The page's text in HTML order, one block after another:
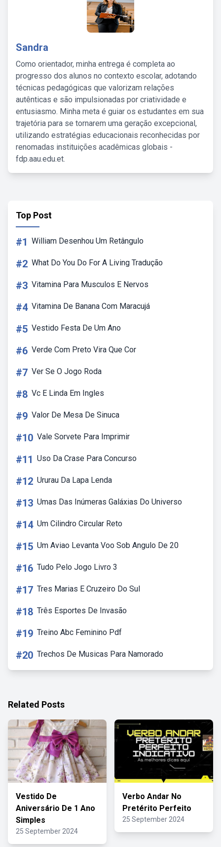
Sandra
Como orientador, minha entrega é completa ao
progresso dos alunos no contexto escolar, adotando
técnicas pedagógicas que valorizam relações
autênticas e são impulsionadas por criatividade e
entusiasmo. Minha meta é guiar os estudantes em sua
trajetória para se tornarem uma geração excepcional,
utilizando estratégias educacionais reconhecidas por
renomadas instituições acadêmicas globais -
fdp.aau.edu.et.
Top Post
#1 William Desenhou Um Retângulo
#2 What Do You Do For A Living Tradução
#3 Vitamina Para Musculos E Nervos
#4 Vitamina De Banana Com Maracujá
#5 Vestido Festa De Um Ano
#6 Verde Com Preto Vira Que Cor
#7 Ver Se O Jogo Roda
#8 Vc E Linda Em Ingles
#9 Valor De Mesa De Sinuca
#10 Vale Sorvete Para Imprimir
#11 Uso Da Crase Para Concurso
#12 Ururau Da Lapa Lenda
#13 Umas Das Inúmeras Galáxias Do Universo
#14 Um Cilindro Circular Reto
#15 Um Aviao Levanta Voo Sob Angulo De 20
#16 Tudo Pelo Jogo Livro 3
#17 Tres Marias E Cruzeiro Do Sul
#18 Três Esportes De Invasão
#19 Treino Abc Feminino Pdf
#20 Trechos De Musicas Para Namorado
Related Posts
Vestido De
Aniversário De 1 Ano
Simples
25 September 2024
Verbo Andar No
Pretérito Perfeito
25 September 2024